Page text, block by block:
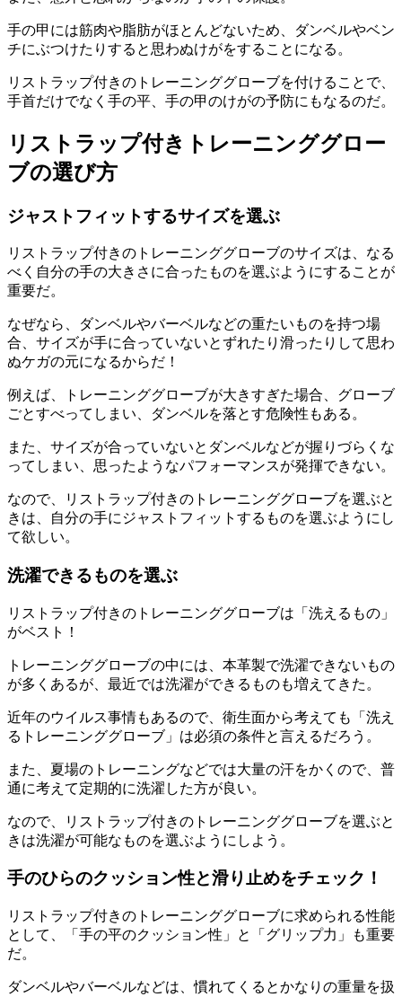
手の甲には筋肉や脂肪がほとんどないため、ダンベルやベン
チにぶつけたりすると思わぬけがをすることになる。
リストラップ付きのトレーニンググローブを付けることで、
手首だけでなく手の平、手の甲のけがの予防にもなるのだ。
リストラップ付きトレーニンググロー
ブの選び方
ジャストフィットするサイズを選ぶ
リストラップ付きのトレーニンググローブのサイズは、なる
べく 自分の手の大きさに合ったものを選ぶようにすることが
重要だ。
なぜなら、ダンベルやバーベルなどの重たいものを持つ場
合、サイズが手に合っていないとずれたり滑ったりして思わ
ぬケガの元になるからだ！
例えば、
トレーニンググローブが大きすぎた場合、グローブ
ごとすべってしまい、ダンベルを落とす危険性もある 。
また、サイズが合っていないとダンベルなどが握りづらくな
ってしまい、思ったようなパフォーマンスが発揮できない。
なので、リストラップ付きのトレーニンググローブを選ぶと
きは、自分の手にジャストフィットするものを選ぶようにし
て欲しい。
洗濯できるものを選ぶ
リストラップ付きのトレーニンググローブは 「洗えるもの」
がベスト！
トレーニンググローブの中には、本革製で洗濯できないもの
が多くあるが、最近では洗濯ができるものも増えてきた。
近年のウイルス事情もあるので、 衛生面から考えても「洗え
るトレーニンググローブ」は必須の条件と言えるだろう。
また、夏場のトレーニングなどでは大量の汗をかくので、普
通に考えて定期的に洗濯した方が良い。
なので、リストラップ付きのトレーニンググローブを選ぶと
きは洗濯が可能なものを選ぶようにしよう。
手のひらのクッション性と滑り止めをチェック！
リストラップ付きのトレーニンググローブに求められる性能
として、「 手の平のクッション性 」と「 グリップ力 」も重要
だ。
ダンベルやバーベルなどは、慣れてくるとかなりの重量を扱